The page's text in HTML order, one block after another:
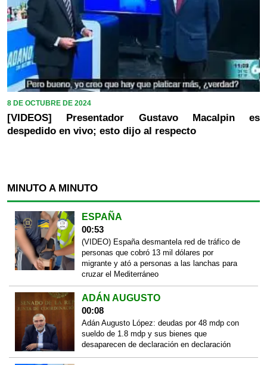
8 DE OCTUBRE DE 2024
[VIDEOS] Presentador Gustavo Macalpin es
despedido en vivo; esto dijo al respecto
MINUTO A MINUTO
ESPAÑA
00:53
(VIDEO) España desmantela red de tráfico de
personas que cobró 13 mil dólares por
migrante y ató a personas a las lanchas para
cruzar el Mediterráneo
ADÁN AUGUSTO
00:08
Adán Augusto López: deudas por 48 mdp con
sueldo de 1.8 mdp y sus bienes que
desaparecen de declaración en declaración